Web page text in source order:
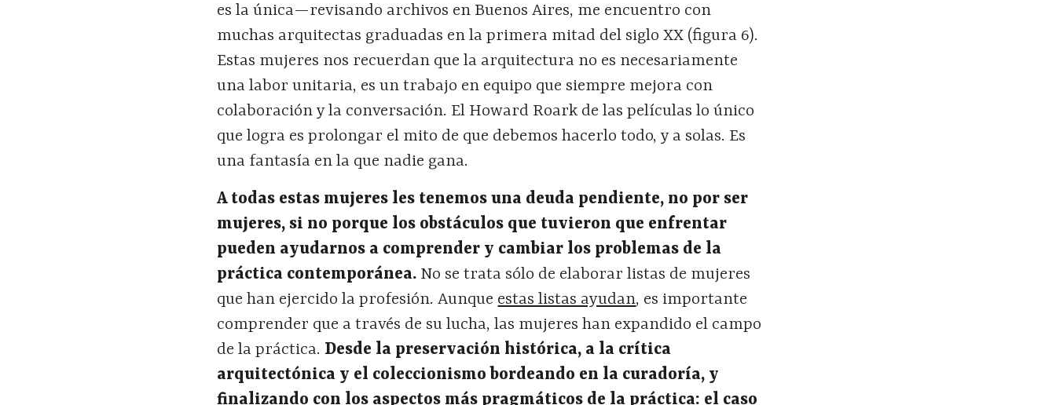
es la única—revisando archivos en Buenos Aires, me encuentro con
muchas arquitectas graduadas en la primera mitad del siglo XX (figura 6).
Estas mujeres nos recuerdan que la arquitectura no es necesariamente
una labor unitaria, es un trabajo en equipo que siempre mejora con
colaboración y la conversación. El Howard Roark de las películas lo único
que logra es prolongar el mito de que debemos hacerlo todo, y a solas. Es
una fantasía en la que nadie gana.
A todas estas mujeres les tenemos una deuda pendiente, no por ser
mujeres, si no porque los obstáculos que tuvieron que enfrentar
pueden ayudarnos a comprender y cambiar los problemas de la
práctica contemporánea. No se trata sólo de elaborar listas de mujeres
que han ejercido la profesión. Aunque estas listas ayudan, es importante
comprender que a través de su lucha, las mujeres han expandido el campo
de la práctica. Desde la preservación histórica, a la crítica
arquitectónica y el coleccionismo bordeando en la curadoría, y
finalizando con los aspectos más pragmáticos de la práctica: el caso